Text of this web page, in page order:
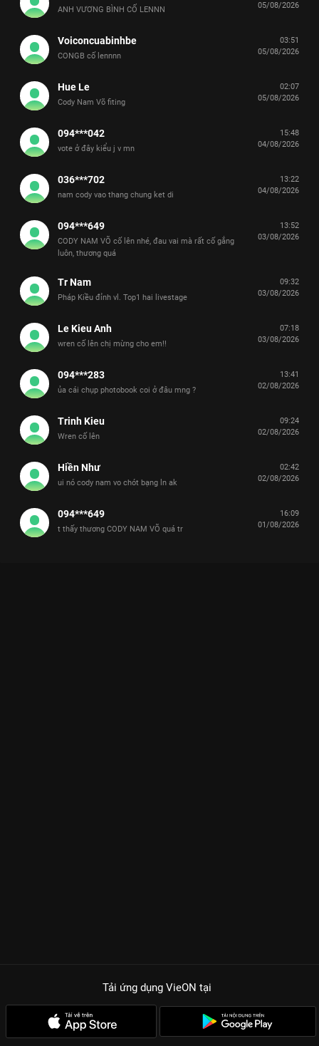
ANH VƯƠNG BÌNH CỐ LENNN 05/08/2026
Voiconcuabinhbe
CONGB cố lennnn
03:51
05/08/2026
Hue Le
Cody Nam Võ fiting
02:07
05/08/2026
094***042
vote ở đây kiểu j v mn
15:48
04/08/2026
036***702
nam cody vao thang chung ket di
13:22
04/08/2026
094***649
CODY NAM VÕ cố lên nhé, đau vai mà rất cố gắng
luôn, thương quá
13:52
03/08/2026
Tr Nam
Pháp Kiều đỉnh vl. Top1 hai livestage
09:32
03/08/2026
Le Kieu Anh
wren cố lên chị mừng cho em!!
07:18
03/08/2026
094***283
ủa cái chụp photobook coi ở đâu mng ?
13:41
02/08/2026
Trinh Kieu
Wren cố lên
09:24
02/08/2026
Hiền Như
ui nó cody nam vo chót bạng ln ak
02:42
02/08/2026
094***649
t thấy thương CODY NAM VÕ quá tr
16:09
01/08/2026
Tải ứng dụng VieON tại